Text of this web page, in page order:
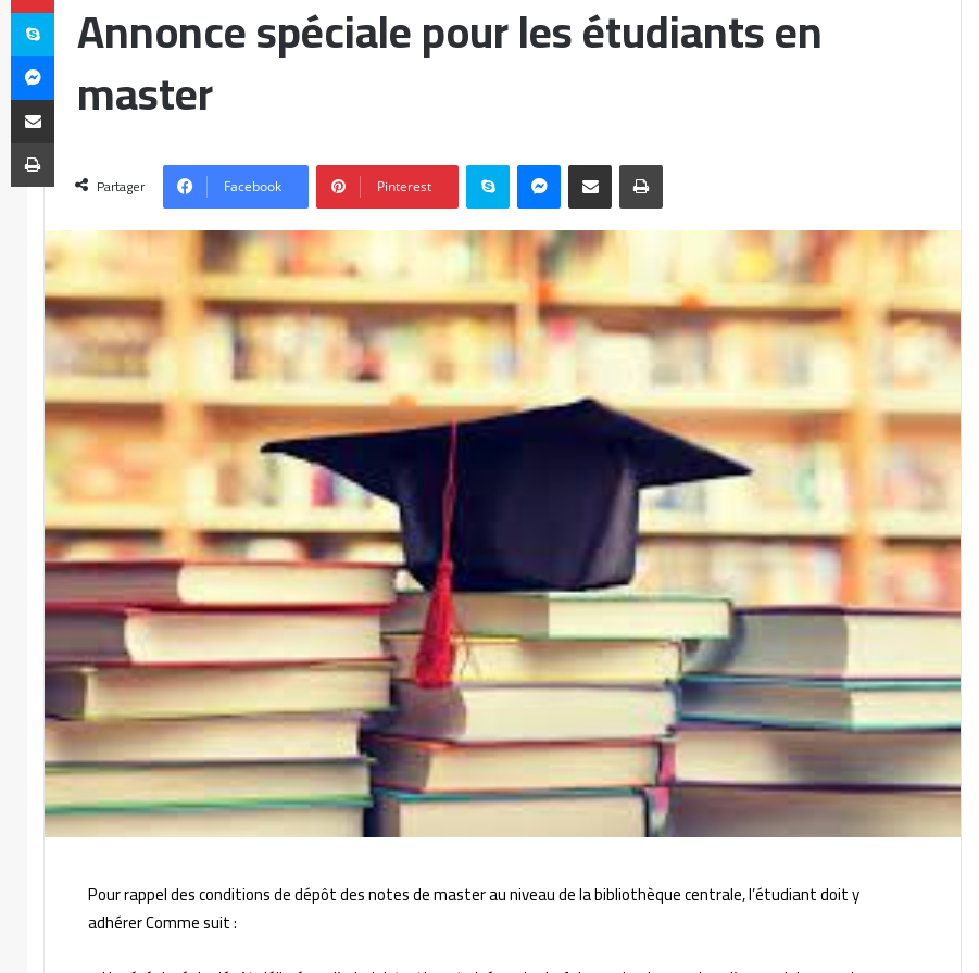
Annonce spéciale pour les étudiants en
master
Partager Facebook Pinterest
Pour rappel des conditions de dépôt des notes de master au niveau de la bibliothèque centrale, l’étudiant doit y
adhérer Comme suit :